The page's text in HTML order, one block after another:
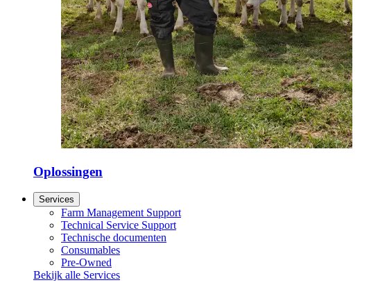
Oplossingen
Services
Farm Management Support
Technical Service Support
Technische documenten
Consumables
Pre-Owned
Bekijk alle Services